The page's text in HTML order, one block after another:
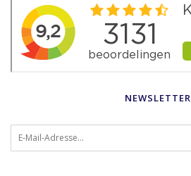
NEWSLETTER